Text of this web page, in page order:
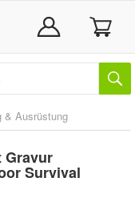
& Ausrüstung
Gravur
Survival